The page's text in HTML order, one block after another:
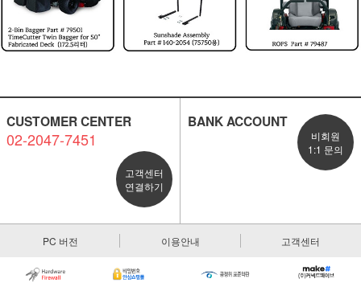
CUSTOMER CENTER
02-2047-7451
고객센터
연결하기
BANK ACCOUNT
비회원
1:1 문의
PC 버전 이용안내 고객센터